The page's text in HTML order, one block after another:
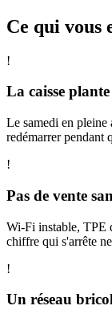
Ce qui vous
!
La caisse
Le samedi en pleine
redémarrer pendant
!
Pas de vente
Wi-Fi instable, TPE
chiffre qui s'arrête
!
Un réseau